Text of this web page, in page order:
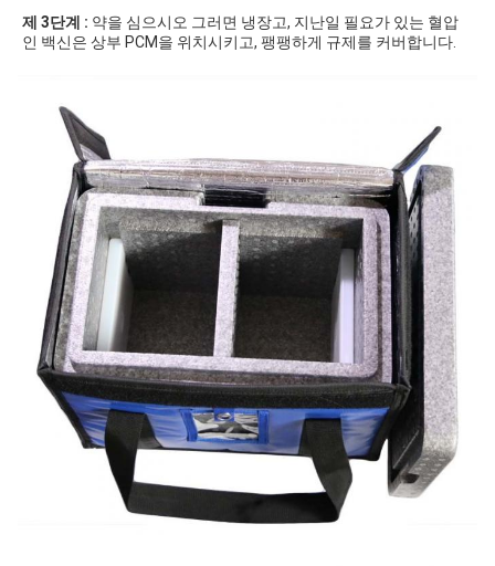
제 3단계 : 약을 심으시오 그러면 냉장고, 지난일 필요가 있는 혈압
인 백신은 상부 PCM을 위치시키고, 팽팽하게 규제를 커버합니다.